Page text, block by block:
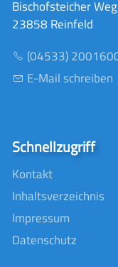
Bischofsteicher
23858 Reinfeld
(04533)
E-Mail schreiben
Schnellzugriff
Kontakt
Inhaltsverzeichnis
Impressum
Datenschutz